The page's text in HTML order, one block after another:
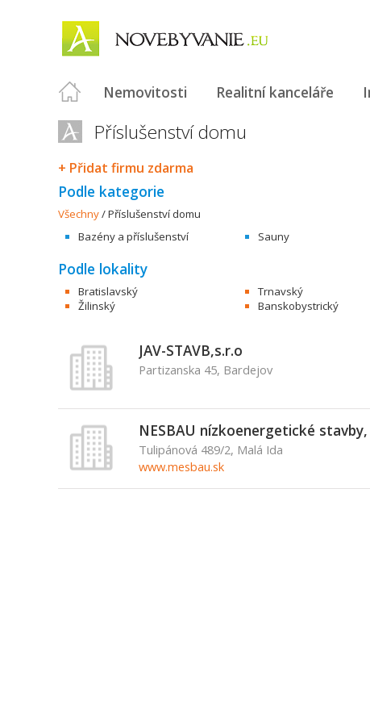
Nemovitosti Realitní kanceláře
Příslušenství domu
+ Přidat firmu zdarma
Podle kategorie
Všechny/Příslušenství domu
Bazény a příslušenství
Sauny
Podle lokality
Bratislavský Trnavský
Žilinský
Banskobystrický
JAV-STAVB,s.r.o
Partizanska 45, Bardejov
NESBAU nízkoenergetické stavby,
Tulipánová 489/2, Malá Ida
www.mesbau.sk